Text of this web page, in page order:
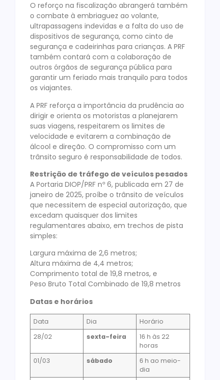
O reforço na fiscalização abrangerá também
o combate à embriaguez ao volante,
ultrapassagens indevidas e a falta do uso de
dispositivos de segurança, como cinto de
segurança e cadeirinhas para crianças. A PRF
também contará com a colaboração de
outros órgãos de segurança pública para
garantir um feriado mais tranquilo para todos
os viajantes.
A PRF reforça a importância da prudência ao
dirigir e orienta os motoristas a planejarem
suas viagens, respeitarem os limites de
velocidade e evitarem a combinação de
álcool e direção. O compromisso com um
trânsito seguro é responsabilidade de todos.
Restrição de tráfego de veículos pesados
A Portaria DIOP/PRF nº 6, publicada em 27 de
janeiro de 2025, proíbe o trânsito de veículos
que necessitem de especial autorização, que
excedam quaisquer dos limites
regulamentares abaixo, em trechos de pista
simples:
Largura máxima de 2,6 metros;
Altura máxima de 4,4 metros;
Comprimento total de 19,8 metros, e
Peso Bruto Total Combinado de 19,8 metros
Datas e horários
Data Dia
Horário
28/02
sexta-feira
16 h às 22
horas
01/03
sábado
6 h ao meio-
dia